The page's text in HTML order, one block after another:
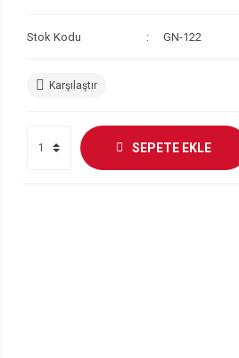
Stok Kodu GN-122
Karşılaştır
SEPETE EKLE